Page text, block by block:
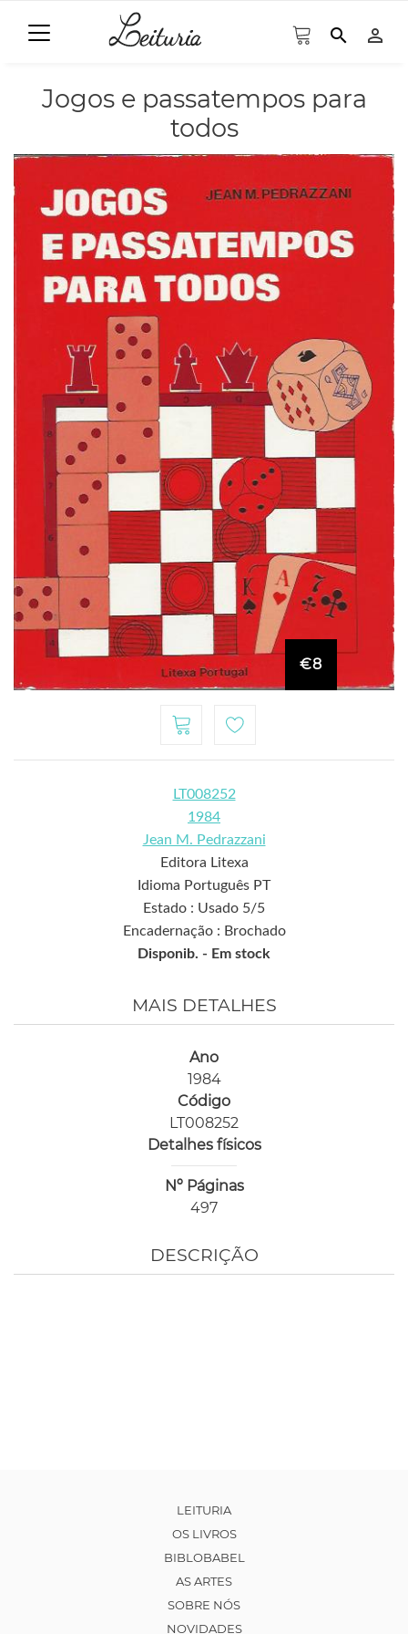
search person_outline
Jogos e passatempos para
todos
€8
LT008252
1984
Jean M. Pedrazzani
Editora Litexa
Idioma Português PT
Estado : Usado 5/5
Encadernação : Brochado
Disponib. - Em stock
MAIS DETALHES
Ano
1984
Código
LT008252
Detalhes físicos
Nº Páginas
497
DESCRIÇÃO
LEITURIA
OS LIVROS
BIBLOBABEL
AS ARTES
SOBRE NÓS
NOVIDADES